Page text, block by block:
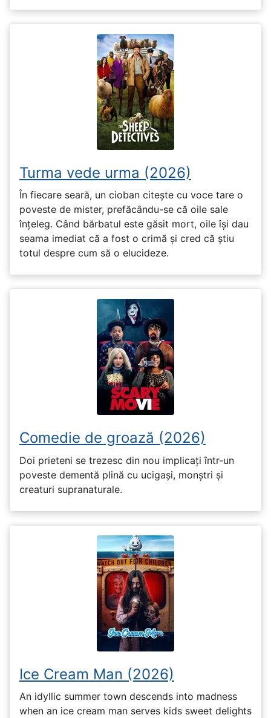
Turma vede urma (2026)
În fiecare seară, un cioban citește cu voce tare o
poveste de mister, prefăcându-se că oile sale
înțeleg. Când bărbatul este găsit mort, oile își dau
seama imediat că a fost o crimă și cred că știu
totul despre cum să o elucideze.
Comedie de groază (2026)
Doi prieteni se trezesc din nou implicați într-un
poveste dementă plină cu ucigași, monștri și
creaturi supranaturale.
Ice Cream Man (2026)
An idyllic summer town descends into madness
when an ice cream man serves kids sweet delights